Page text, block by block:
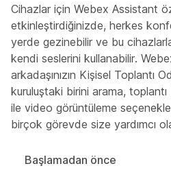
Cihazlar için Webex Assistant
etkinleştirdiğinizde, herkes
yerde gezinebilir ve bu
kendi seslerini kullanabilir.
arkadaşınızın Kişisel Toplantı
kuruluştaki birini arama,
ile video görüntüleme
birçok görevde size yardımcı
Başlamadan önce